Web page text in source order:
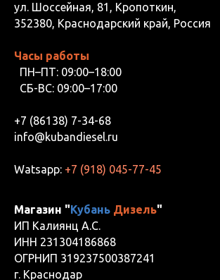
ул. Шоссейная, 81, Кропоткин,
352380, Краснодарский край, Россия
Часы работы
ПН–ПТ: 09:00–18:00
СБ-ВС: 09:00–17:00
+7 (86138) 7-34-68
info@kubandiesel.ru
Watsapp: +7 (918) 045-77-45
Магазин "Кубань Дизель"
ИП Калиянц А.С.
ИНН 231304186868
ОГРНИП 319237500387241
г. Краснодар